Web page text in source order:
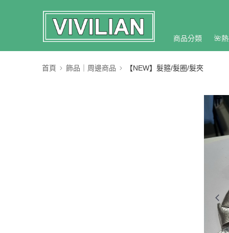
商品分類 🌺
首頁 飾品｜周邊商品 【NEW】髮箍/髮圈/髮夾